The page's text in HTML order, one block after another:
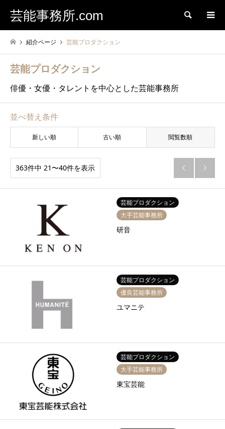
芸能事務所.com 検索
紹介ページ 芸能プロダクション
芸能プロダクション
俳優・女優・タレントを中心とした芸能事務所
並べ替え条件
新しい順 古い順 閲覧数順
363件中 21〜40件を表示  
芸能プロダクション
大手芸能事務所
研音
芸能プロダクション
優良芸能事務所
ユマニテ
芸能プロダクション
大手芸能事務所
東宝芸能